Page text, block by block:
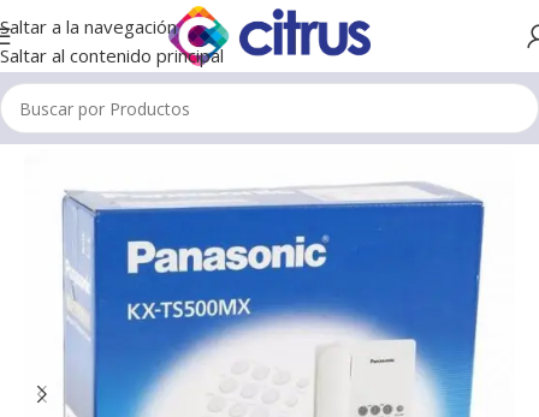
Saltar a la navegación
Saltar al contenido principal
Inicio/Teléfonos